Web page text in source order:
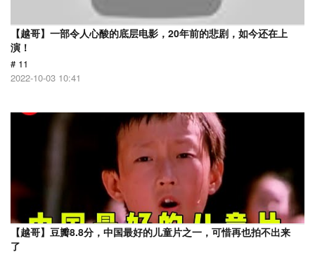
【越哥】一部令人心酸的底层电影，20年前的悲剧，如今还在上
演！
# 11
2022-10-03 10:41
【越哥】豆瓣8.8分，中国最好的儿童片之一，可惜再也拍不出来
了